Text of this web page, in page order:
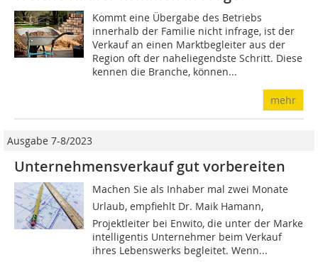
Kommt eine Übergabe des Betriebs
innerhalb der Familie nicht infrage, ist der
Verkauf an einen Marktbegleiter aus der
Region oft der naheliegendste Schritt. Diese
kennen die Branche, können...
mehr
Ausgabe 7-8/2023
Unternehmensverkauf gut vorbereiten
Machen Sie als Inhaber mal zwei Monate
Urlaub, empfiehlt Dr. Maik Hamann,
Projektleiter bei Enwito, die unter der Marke
intelligentis Unternehmer beim Verkauf
ihres Lebenswerks begleitet. Wenn...